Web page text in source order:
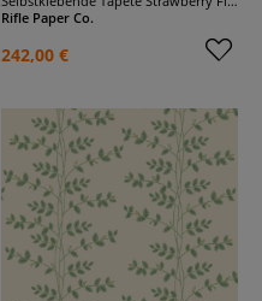
Rifle Paper Co.
242,00 €